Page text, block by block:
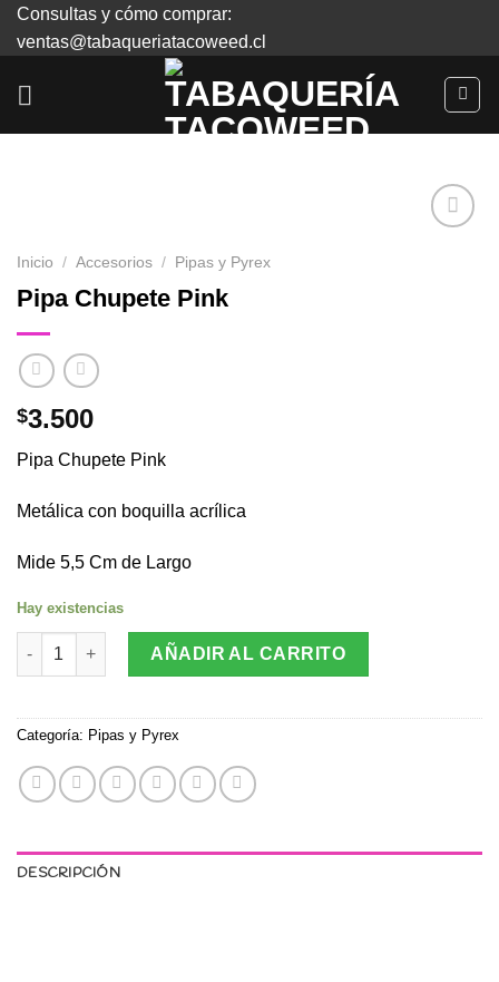
SkipConsultas y cómo comprar:
ventas@tabaqueriatacoweed.cl
Inicio / Accesorios / Pipas y Pyrex
Pipa Chupete Pink
$3.500
Pipa Chupete Pink
Metálica con boquilla acrílica
Mide 5,5 Cm de Largo
Hay existencias
Pipa Chupete Pink cantidad
AÑADIR AL CARRITO
Categoría: Pipas y Pyrex
DESCRIPCIÓN